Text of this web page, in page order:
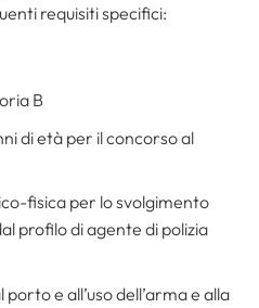
requisiti specifici:
B
di età per il concorso al
fisica per lo svolgimento
profilo di agente di polizia
e all’uso dell’arma e alla